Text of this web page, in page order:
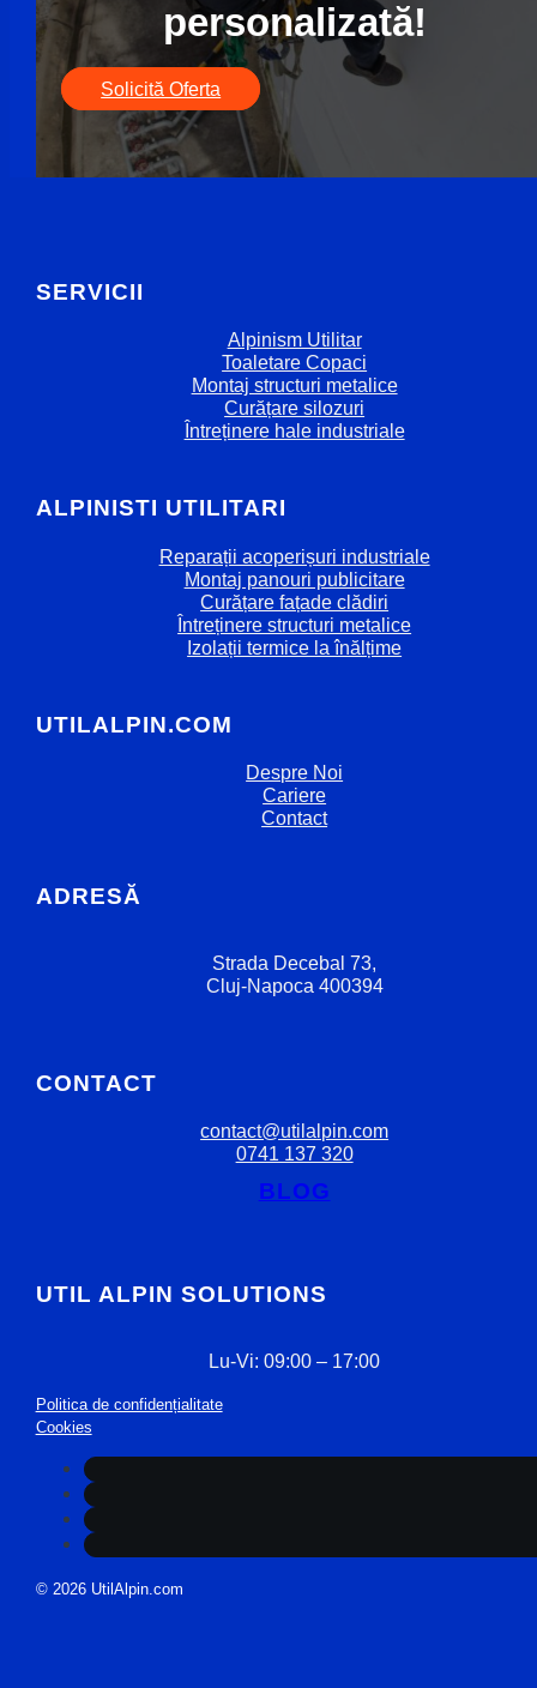
personalizată!
Solicită Oferta
SERVICII
Alpinism Utilitar
Toaletare Copaci
Montaj structuri metalice
Curățare silozuri
Întreținere hale industriale
ALPINISTI UTILITARI
Reparații acoperișuri industriale
Montaj panouri publicitare
Curățare fațade clădiri
Întreținere structuri metalice
Izolații termice la înălțime
UTILALPIN.COM
Despre Noi
Cariere
Contact
ADRESĂ
Strada Decebal 73,
Cluj-Napoca 400394
CONTACT
contact@utilalpin.com
0741 137 320
BLOG
UTIL ALPIN SOLUTIONS
Lu-Vi: 09:00 – 17:00
Politica de confidențialitate
Cookies
© 2026 UtilAlpin.com